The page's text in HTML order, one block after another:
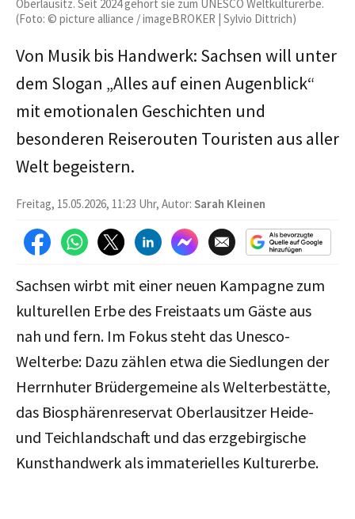
Oberlausitz. Seit 2024 gehört sie zum UNESCO Weltkulturerbe.
(Foto: © picture alliance / imageBROKER | Sylvio Dittrich)
Von Musik bis Handwerk: Sachsen will unter
dem Slogan „Alles auf einen Augenblick“
mit emotionalen Geschichten und
besonderen Reiserouten Touristen aus aller
Welt begeistern.
Freitag, 15.05.2026, 11:23 Uhr, Autor: Sarah Kleinen
Sachsen wirbt mit einer neuen Kampagne zum
kulturellen Erbe des Freistaats um Gäste aus
nah und fern. Im Fokus steht das Unesco-
Welterbe: Dazu zählen etwa die Siedlungen der
Herrnhuter Brüdergemeine als Welterbestätte,
das Biosphärenreservat Oberlausitzer Heide-
und Teichlandschaft und das erzgebirgische
Kunsthandwerk als immaterielles Kulturerbe.